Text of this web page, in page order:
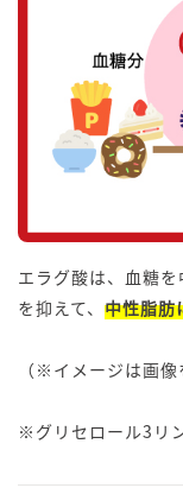
エラグ酸は、血糖
を抑えて、 中性脂肪
（※イメージは画像
※グリセロール3リ